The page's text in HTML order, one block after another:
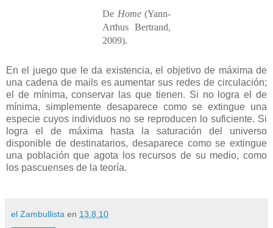
De Home(Yann-
Arthus Bertrand,
2009).
En el juego que le da existencia, el objetivo de máxima de
una cadena de mails es aumentar sus redes de circulación;
el de mínima, conservar las que tienen. Si no logra el de
mínima, simplemente desaparece como se extingue una
especie cuyos individuos no se reproducen lo suficiente. Si
logra el de máxima hasta la saturación del universo
disponible de destinatarios, desaparece como se extingue
una población que agota los recursos de su medio, como
los pascuenses de la teoría.
el Zambullista en 13.8.10